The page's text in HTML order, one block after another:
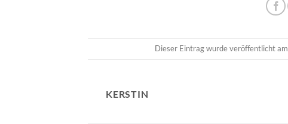
Dieser Eintrag wurde veröffentlicht am
KERSTIN